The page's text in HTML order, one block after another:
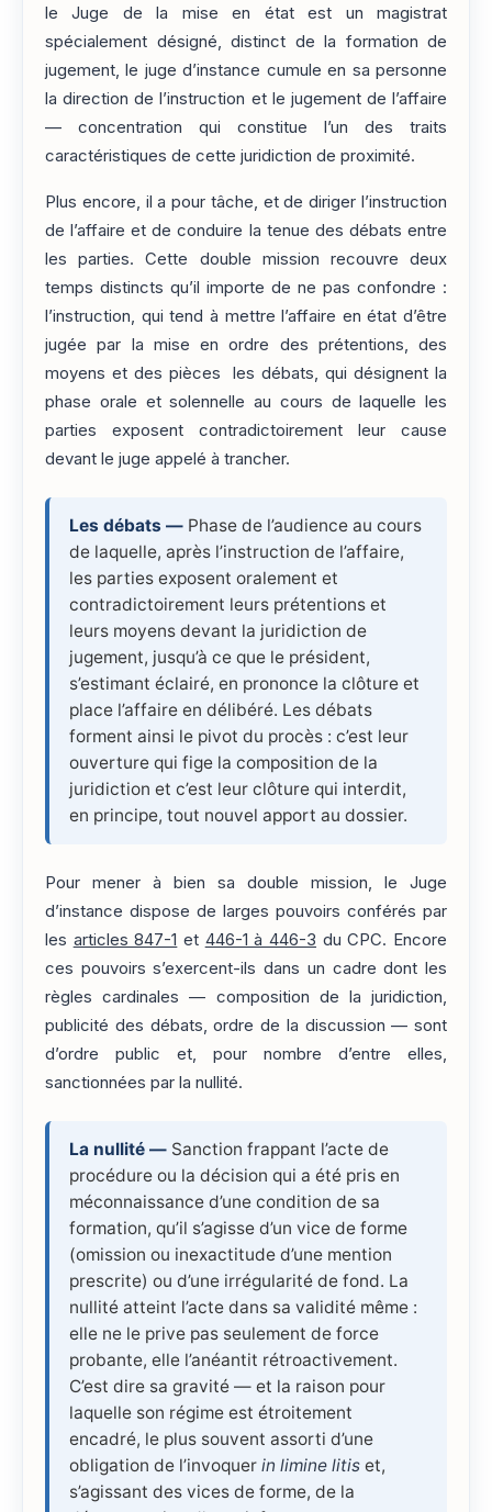
le Juge de la mise en état est un magistrat
spécialement désigné, distinct de la formation de
jugement, le juge d’instance cumule en sa personne
la direction de l’instruction et le jugement de l’affaire
— concentration qui constitue l’un des traits
caractéristiques de cette juridiction de proximité.
Plus encore, il a pour tâche, et de diriger l’instruction
de l’affaire et de conduire la tenue des débats entre
les parties. Cette double mission recouvre deux
temps distincts qu’il importe de ne pas confondre :
l’instruction, qui tend à mettre l’affaire en état d’être
jugée par la mise en ordre des prétentions, des
moyens et des pièces les débats, qui désignent la
phase orale et solennelle au cours de laquelle les
parties exposent contradictoirement leur cause
devant le juge appelé à trancher.
Les débats — Phase de l’audience au cours
de laquelle, après l’instruction de l’affaire,
les parties exposent oralement et
contradictoirement leurs prétentions et
leurs moyens devant la juridiction de
jugement, jusqu’à ce que le président,
s’estimant éclairé, en prononce la clôture et
place l’affaire en délibéré. Les débats
forment ainsi le pivot du procès : c’est leur
ouverture qui fige la composition de la
juridiction et c’est leur clôture qui interdit,
en principe, tout nouvel apport au dossier.
Pour mener à bien sa double mission, le Juge
d’instance dispose de larges pouvoirs conférés par
les articles 847-1 et 446-1 à 446-3 du CPC. Encore
ces pouvoirs s’exercent-ils dans un cadre dont les
règles cardinales — composition de la juridiction,
publicité des débats, ordre de la discussion — sont
d’ordre public et, pour nombre d’entre elles,
sanctionnées par la nullité.
La nullité — Sanction frappant l’acte de
procédure ou la décision qui a été pris en
méconnaissance d’une condition de sa
formation, qu’il s’agisse d’un vice de forme
(omission ou inexactitude d’une mention
prescrite) ou d’une irrégularité de fond. La
nullité atteint l’acte dans sa validité même :
elle ne le prive pas seulement de force
probante, elle l’anéantit rétroactivement.
C’est dire sa gravité — et la raison pour
laquelle son régime est étroitement
encadré, le plus souvent assorti d’une
obligation de l’invoquer in limine litis et,
s’agissant des vices de forme, de la